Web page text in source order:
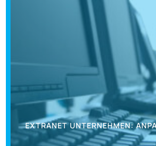
EXTRANET UNTERNEHMEN: